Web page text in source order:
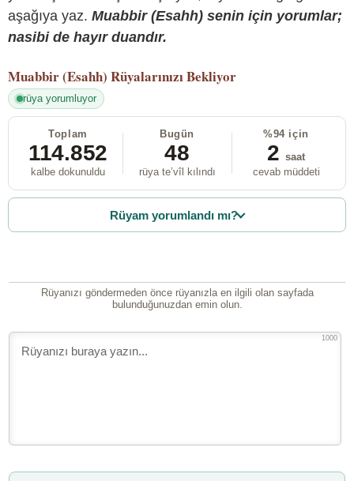
aşağıya yaz. Muabbir (Esahh) senin için yorumlar;
nasibi de hayır duandır.
Muabbir (Esahh) Rüyalarınızı Bekliyor
rüya yorumluyor
Toplam
114.852
kalbe dokunuldu
Bugün
48
rüya te’vîl kılındı
%94 için
2 saat
cevab müddeti
Rüyam yorumlandı mı?
Rüyanızı göndermeden önce rüyanızla en ilgili olan sayfada
bulunduğunuzdan emin olun.
1000